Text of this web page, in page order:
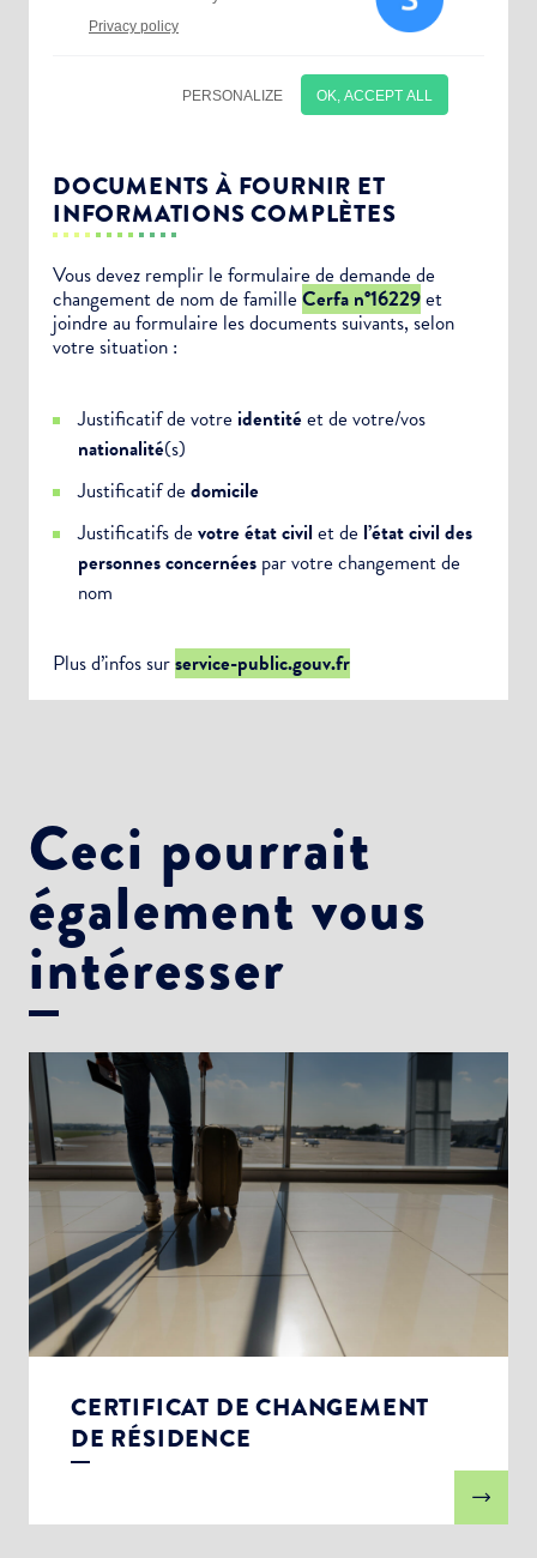
DOCUMENTS À FOURNIR ET
INFORMATIONS COMPLÈTES
Vous devez remplir le formulaire de demande de
changement de nom de famille Cerfa n°16229et
joindre au formulaire les documents suivants, selon
votre situation :
Justificatif de votre identitéet de votre/vos
nationalité(s)
Justificatif de domicile
Justificatifs de votre état civilet de l’état civil des
personnes concernées par votre changement de
nom
Plus d’infos surservice-public.gouv.fr
Ceci pourrait
également vous
intéresser
CERTIFICAT DE CHANGEMENT
DE RÉSIDENCE
Choisissez votre abonnement :
Alertes Mail
Newsletter Sport et Vie associative